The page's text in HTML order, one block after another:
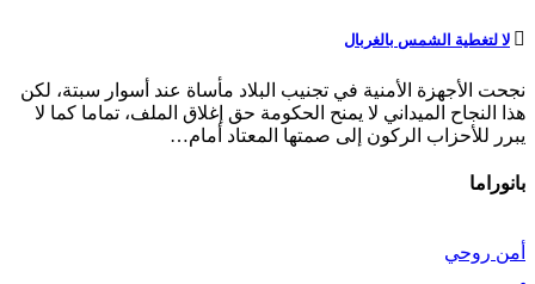
لا لتغطية الشمس بالغربال
نجحت الأجهزة الأمنية في تجنيب البلاد مأساة عند أسوار سبتة، لكن
هذا النجاح الميداني لا يمنح الحكومة حق إغلاق الملف، تماما كما لا
يبرر للأحزاب الركون إلى صمتها المعتاد أمام…
بانوراما
أمن روحي